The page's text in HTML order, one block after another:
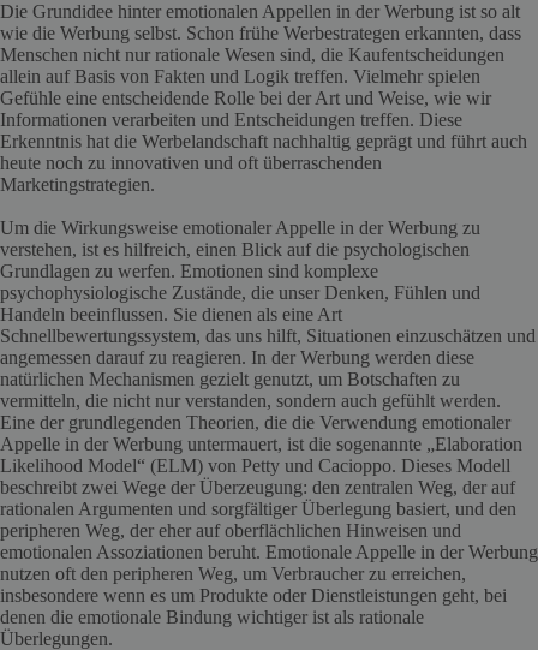
Die Grundidee hinter emotionalen Appellen in der Werbung ist so alt
wie die Werbung selbst. Schon frühe Werbestrategen erkannten, dass
Menschen nicht nur rationale Wesen sind, die Kaufentscheidungen
allein auf Basis von Fakten und Logik treffen. Vielmehr spielen
Gefühle eine entscheidende Rolle bei der Art und Weise, wie wir
Informationen verarbeiten und Entscheidungen treffen. Diese
Erkenntnis hat die Werbelandschaft nachhaltig geprägt und führt auch
heute noch zu innovativen und oft überraschenden
Marketingstrategien.
Um die Wirkungsweise emotionaler Appelle in der Werbung zu
verstehen, ist es hilfreich, einen Blick auf die psychologischen
Grundlagen zu werfen. Emotionen sind komplexe
psychophysiologische Zustände, die unser Denken, Fühlen und
Handeln beeinflussen. Sie dienen als eine Art
Schnellbewertungssystem, das uns hilft, Situationen einzuschätzen und
angemessen darauf zu reagieren. In der Werbung werden diese
natürlichen Mechanismen gezielt genutzt, um Botschaften zu
vermitteln, die nicht nur verstanden, sondern auch gefühlt werden.
Eine der grundlegenden Theorien, die die Verwendung emotionaler
Appelle in der Werbung untermauert, ist die sogenannte „Elaboration
Likelihood Model“ (ELM) von Petty und Cacioppo. Dieses Modell
beschreibt zwei Wege der Überzeugung: den zentralen Weg, der auf
rationalen Argumenten und sorgfältiger Überlegung basiert, und den
peripheren Weg, der eher auf oberflächlichen Hinweisen und
emotionalen Assoziationen beruht. Emotionale Appelle in der Werbung
nutzen oft den peripheren Weg, um Verbraucher zu erreichen,
insbesondere wenn es um Produkte oder Dienstleistungen geht, bei
denen die emotionale Bindung wichtiger ist als rationale
Überlegungen.